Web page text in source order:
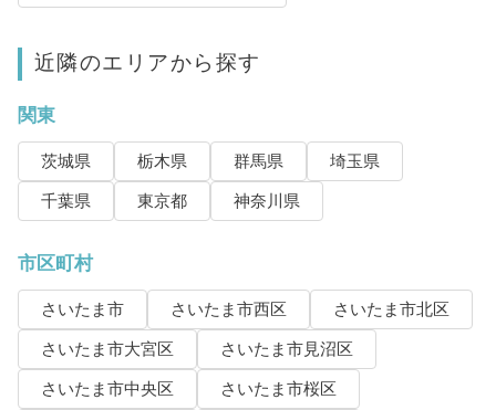
近隣のエリアから探す
関東
茨城県 栃木県 群馬県
埼玉県
千葉県
東京都 神奈川県
市区町村
さいたま市 さいたま市西区
さいたま市北区
さいたま市大宮区
さいたま市見沼区
さいたま市中央区
さいたま市桜区